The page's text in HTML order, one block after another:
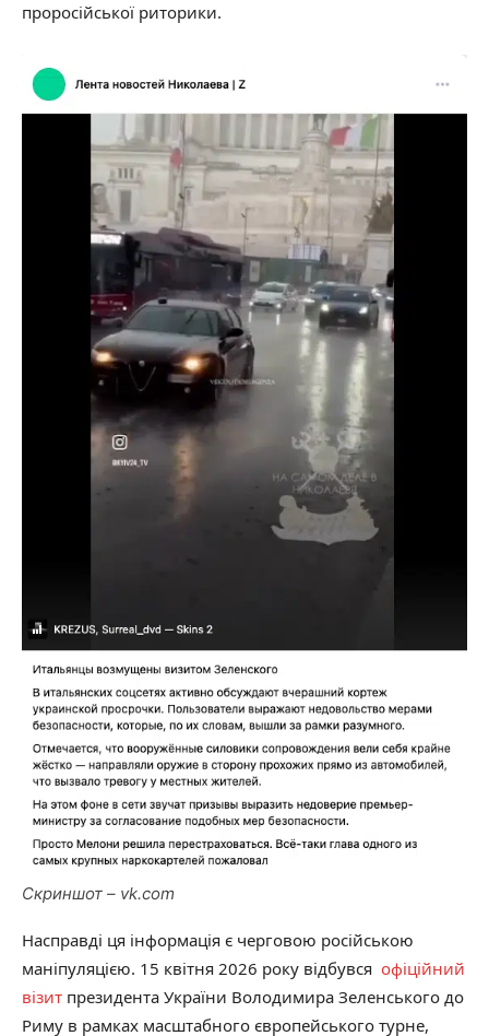
проросійської риторики.
Скриншот – vk.com
Насправді ця інформація є черговою російською
маніпуляцією. 15 квітня 2026 року відбувся офіційний
візит президента України Володимира Зеленського до
Риму в рамках масштабного європейського турне,